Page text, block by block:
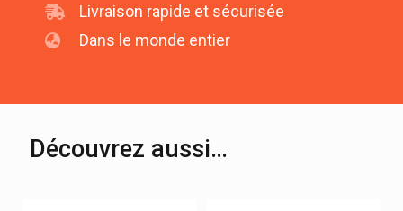
Livraison rapide et sécurisée
Dans le monde entier
Découvrez aussi…